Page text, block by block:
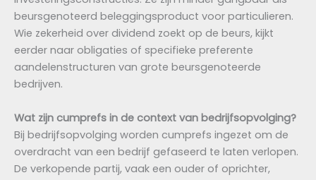
beursgenoteerd beleggingsproduct voor particulieren.
Wie zekerheid over dividend zoekt op de beurs, kijkt
eerder naar obligaties of specifieke preferente
aandelenstructuren van grote beursgenoteerde
bedrijven.
Wat zijn cumprefs in de context van bedrijfsopvolging?
Bij bedrijfsopvolging worden cumprefs ingezet om de
overdracht van een bedrijf gefaseerd te laten verlopen.
De verkopende partij, vaak een ouder of oprichter,